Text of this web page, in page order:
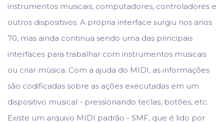
instrumentos musicais, computadores, controladores e
outros dispositivos. A própria interface surgiu nos anos
70, mas ainda continua sendo uma das principais
interfaces para trabalhar com instrumentos musicais
ou criar música. Com a ajuda do MIDI, as informações
são codificadas sobre as ações executadas em um
dispositivo musical - pressionando teclas, botões, etc.
Existe um arquivo MIDI padrão - SMF, que é lido por